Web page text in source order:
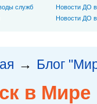
→ Блог
в Мире
служб
Новости ДО
Новости ДО